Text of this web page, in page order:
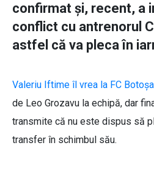
confirmat și, recent, a
conflict cu antrenorul
astfel că va pleca în
Valeriu Iftime îl vrea la FC
de Leo Grozavu la echipă, dar
transmite că nu este dispus să
transfer în schimbul său.